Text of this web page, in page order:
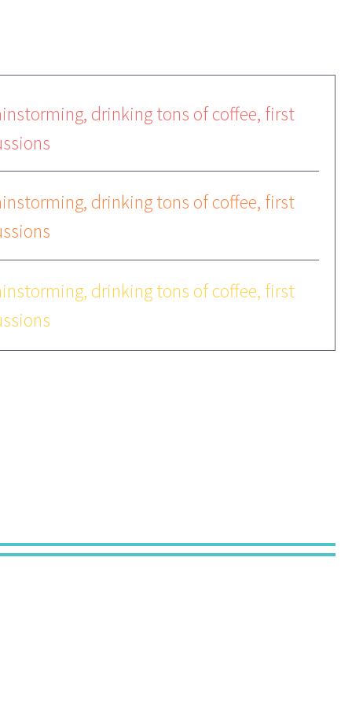
drinking tons of coffee, first
drinking tons of coffee, first
drinking tons of coffee, first